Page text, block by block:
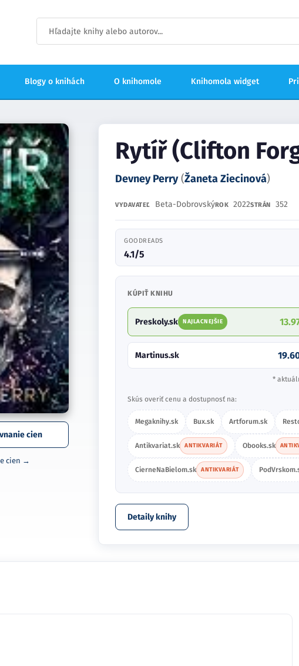
Blogy o knihách O knihomole Knihomola widget
cien
cien →
Rytíř (Clifton
Devney Perry (Žaneta Ziecinová)
VYDAVATEĽ Beta-DobrovskýROK 2022STRÁN 352
GOODREADS
4.1/5
KÚPIŤ KNIHU
Preskoly.sk NAJLACNEJŠIE
Martinus.sk
*
Skús overiť cenu a dostupnosť na:
Megaknihy.sk Bux.sk Artforum.sk
Antikvariat.sk ANTIKVARIÁT Obooks.sk
CierneNaBielom.sk ANTIKVARIÁT
Detaily knihy